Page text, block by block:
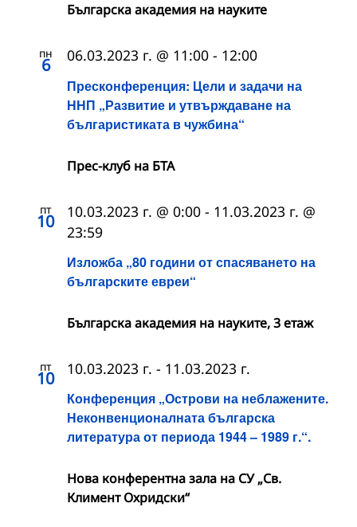
Българска академия на науките
пн
6
Пресконференция: Цели и задачи на
ННП „Развитие и утвърждаване на
българистиката в чужбина“
06.03.2023 г. @ 11:00 - 12:00
Прес-клуб на БТА
пт
10
Изложба „80 години от спасяването на
българските евреи“
10.03.2023 г. @ 0:00 - 11.03.2023 г. @
23:59
Българска академия на науките, 3 етаж
пт
10
Конференция „Острови на неблажените.
Неконвенционалната българска
литература от периода 1944 – 1989 г.“.
10.03.2023 г. - 11.03.2023 г.
Нова конферентна зала на СУ „Св.
Климент Охридски“